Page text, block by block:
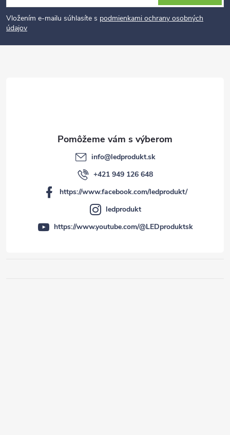
t
Vložením e-mailu súhlasíte s podmienkami ochrany osobných
údajov
info@ledprodukt.sk
+421 949 126 648
https://www.facebook.com/ledprodukt/
ledprodukt
https://www.youtube.com/@LEDproduktsk